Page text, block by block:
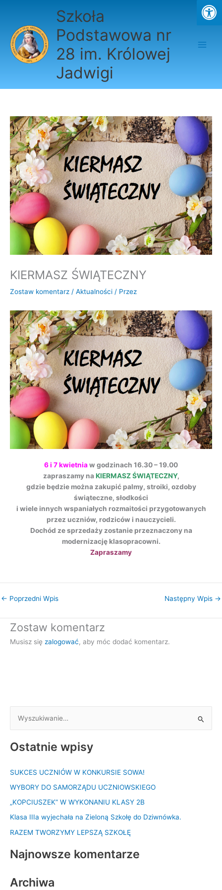
Szkoła
Podstawowa nr
28 im. Królowej
Jadwigi
KIERMASZ ŚWIĄTECZNY
Zostaw komentarz / Aktualności / Przez
6 i 7 kwietniaw godzinach 16.30 – 19.00
zapraszamy na KIERMASZ ŚWIĄTECZNY,
gdzie będzie można zakupić palmy, stroiki, ozdoby
świąteczne, słodkości
i wiele innych wspaniałych rozmaitości przygotowanych
przez uczniów, rodziców i nauczycieli.
Dochód ze sprzedaży zostanie przeznaczony na
modernizację klasopracowni.
Zapraszamy
← Poprzedni Wpis Następny Wpis →
Zostaw komentarz
Musisz się zalogować, aby móc dodać komentarz.
u
a
j
d
l
Ostatnie wpisy
SUKCES UCZNIÓW W KONKURSIE SOWA!
WYBORY DO SAMORZĄDU UCZNIOWSKIEGO
„KOPCIUSZEK” W WYKONANIU KLASY 2B
Klasa IIIa wyjechała na Zieloną Szkołę do Dziwnówka.
RAZEM TWORZYMY LEPSZĄ SZKOŁĘ
Najnowsze komentarze
Archiwa